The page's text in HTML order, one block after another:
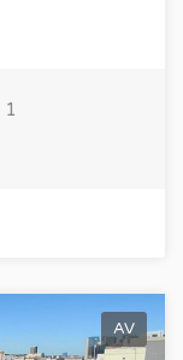
1
AV